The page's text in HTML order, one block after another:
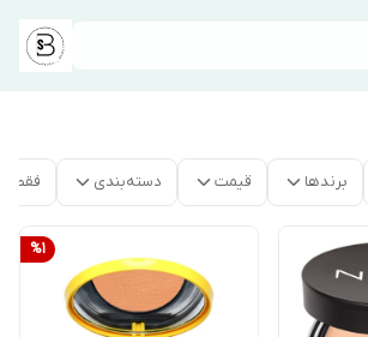
برندها قیمت دسته‌بندی فقط
%1